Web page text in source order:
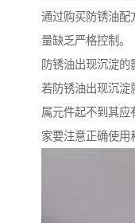
通过购买防锈油配
量缺乏严格控制。
防锈油出现沉淀
若防锈油出现沉淀
属元件起不到其应
家要注意正确使用